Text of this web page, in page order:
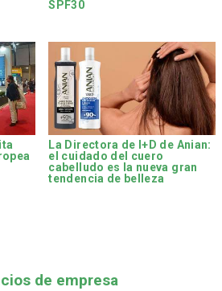
SPF30
La Directora de I+D de Anian:
el cuidado del cuero
cabelludo es la nueva gran
tendencia de belleza
de empresa